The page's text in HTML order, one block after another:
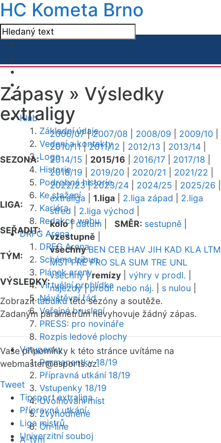
HC Kometa Brno
Klub
Základní údaje
Vedení a kontakty
Logo
Historie
Podrobná historie
Ke stažení
Kariéra
Redakce webu
DRFG Arena
DRFG Arena
Schéma tribun
Plánek areny
Virtuální prohlídka
Návštěvní řád
Veřejné bruslení
PRESS: pro novináře
Rozpis ledové plochy
Vstupenky
Permanentky 18/19
Přípravná utkání 18/19
Vstupenky 18/19
Uvolňování míst
Zvýhodněné
On-line
A-tým
Zápasy » Výsledky
extraligy
SEZONA:
2006/07|2007/08 2008/09 2009/10
2010/11|2011/12 2012/13 2013/14
2014/15
2015/16 2016/17 2017/18
2018/19
2019/20 2020/21 2021/22
2022/23|2023/24 2024/25 2025/26
LIGA:
extraliga 1.liga 2.liga západ
2.liga
střed
2.liga východ
SEŘADIT:
kolo|datum SMĚR: sestupně
vzestupně
TÝM:
všechny BEN CEB HAV JIH KAD KLA LTM
MST PRE PRO SLA SUM TRE UNL
VÝSLEDKY:
všechny|remízy výhry v prodl.
nájezdy|prodl. nebo náj. s nulou
Zobrazittabulkutéto sezóny a soutěže.
Zadaným parametrům nevyhovuje žádný zápas.
Vaše připomínky k této stránce uvítáme na
webmaster@esports.cz.
Tweet
Tipsport extraliga
Přípravná utkání
Liga mistrů
Univerzitní souboj